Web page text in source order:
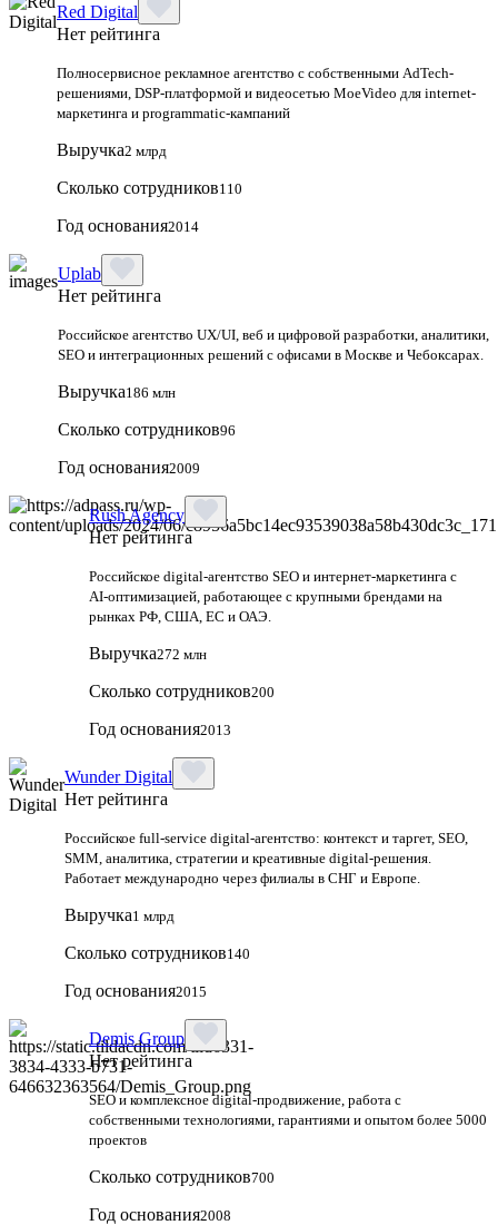
Red Digital
Нет рейтинга
Полносервисное рекламное агентство с собственными AdTech-
решениями, DSP-платформой и видеосетью MoeVideo для internet-
маркетинга и programmatic-кампаний
Выручка2 млрд
Сколько сотрудников110
Год основания2014
Uplab
Нет рейтинга
Российское агентство UX/UI, веб и цифровой разработки, аналитики,
SEO и интеграционных решений с офисами в Москве и Чебоксарах.
Выручка186 млн
Сколько сотрудников96
Год основания2009
Rush Agency
Нет рейтинга
Российское digital‑агентство SEO и интернет‑маркетинга с
AI‑оптимизацией, работающее с крупными брендами на
рынках РФ, США, ЕС и ОАЭ.
Выручка272 млн
Сколько сотрудников200
Год основания2013
Wunder Digital
Нет рейтинга
Российское full-service digital-агентство: контекст и таргет, SEO,
SMM, аналитика, стратегии и креативные digital-решения.
Работает международно через филиалы в СНГ и Европе.
Выручка1 млрд
Сколько сотрудников140
Год основания2015
Demis Group
Нет рейтинга
SEO и комплексное digital-продвижение, работа с
собственными технологиями, гарантиями и опытом более 5000
проектов
Сколько сотрудников700
Год основания2008